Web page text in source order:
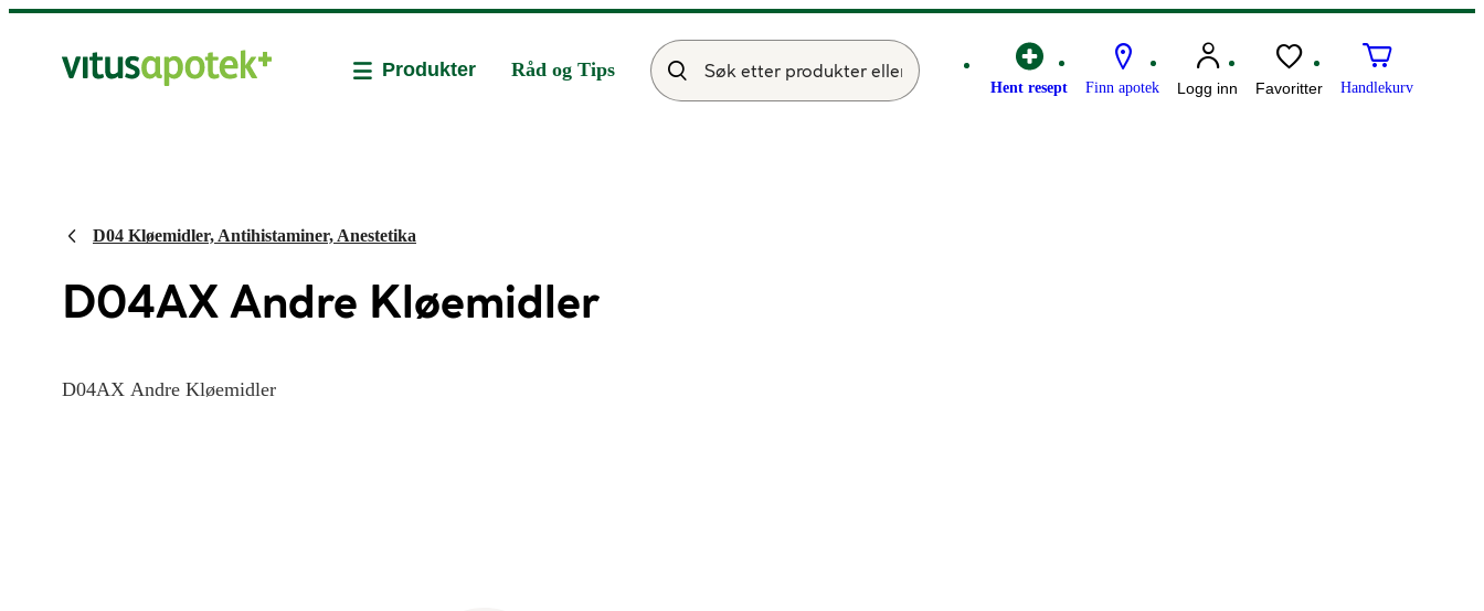
Hent resept Finn apotek Logg inn Favoritter Handlekurv
Produkter Råd og Tips
D04 Kløemidler, Antihistaminer, Anestetika
D04AX Andre Kløemidler
D04AX Andre Kløemidler